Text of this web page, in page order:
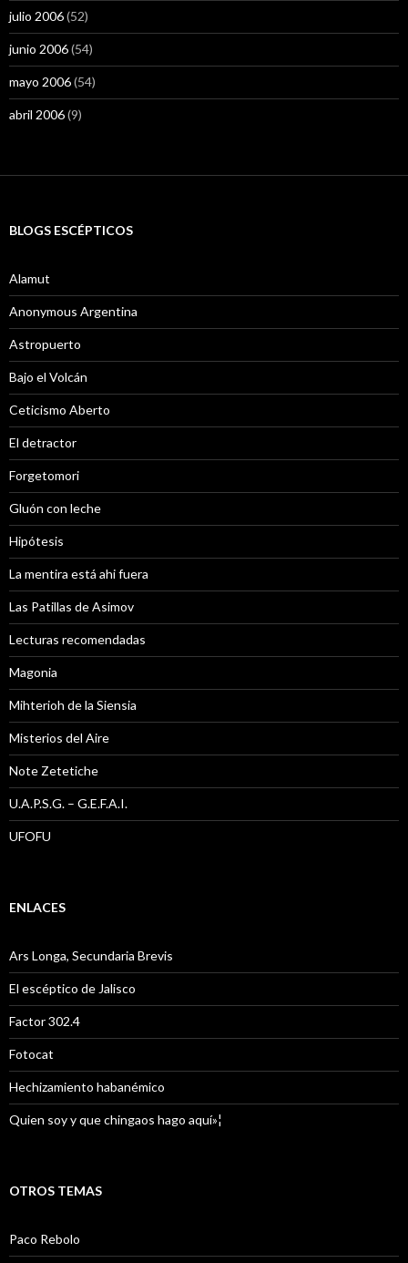
julio 2006(52)
junio 2006(54)
mayo 2006(54)
abril 2006(9)
BLOGS ESCÉPTICOS
Alamut
Anonymous Argentina
Astropuerto
Bajo el Volcán
Ceticismo Aberto
El detractor
Forgetomori
Gluón con leche
Hipótesis
La mentira está ahi fuera
Las Patillas de Asimov
Lecturas recomendadas
Magonia
Mihterioh de la Siensia
Misterios del Aire
Note Zetetiche
U.A.P.S.G. – G.E.F.A.I.
UFOFU
ENLACES
Ars Longa, Secundaria Brevis
El escéptico de Jalisco
Factor 302.4
Fotocat
Hechizamiento habanémico
Quien soy y que chingaos hago aquí»¦
OTROS TEMAS
Paco Rebolo